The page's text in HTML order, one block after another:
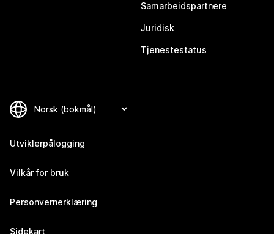
Samarbeidspartnere
Juridisk
Tjenestestatus
Utviklerpålogging
Vilkår for bruk
Personvernerklæring
Sidekart